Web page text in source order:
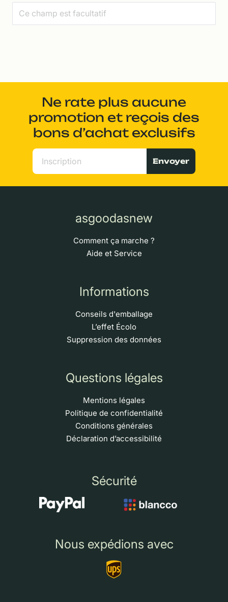
Ne rate plus aucune
promotion et reçois des
bons d’achat exclusifs
Envoyer
asgoodasnew
Comment ça marche ?
Aide et Service
Informations
Conseils d'emballage
L’effet Écolo
Suppression des données
Questions légales
Mentions légales
Politique de confidentialité
Conditions générales
Déclaration d’accessibilité
Sécurité
Nous expédions avec